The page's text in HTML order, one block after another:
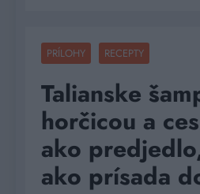
PRÍLOHY RECEPTY
Talianske
horčicou a
ako
ako prísada